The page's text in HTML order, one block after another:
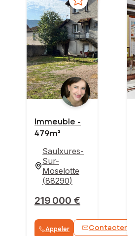
Immeuble -
479m²
Saulxures-
Sur-
Moselotte
(88290)
219 000 €
Appeler Contacter